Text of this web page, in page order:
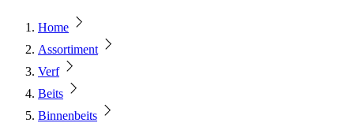
Home
Assortiment
Verf
Beits
Binnenbeits